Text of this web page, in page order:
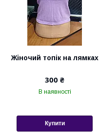
Жіночий топік на лямках
300 ₴
В наявності
Купити